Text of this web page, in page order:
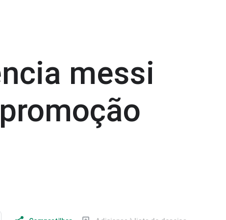
messi